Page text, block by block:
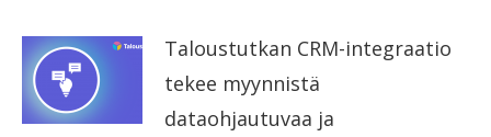
Taloustutkan CRM-integraatio
tekee myynnistä
dataohjautuvaa ja